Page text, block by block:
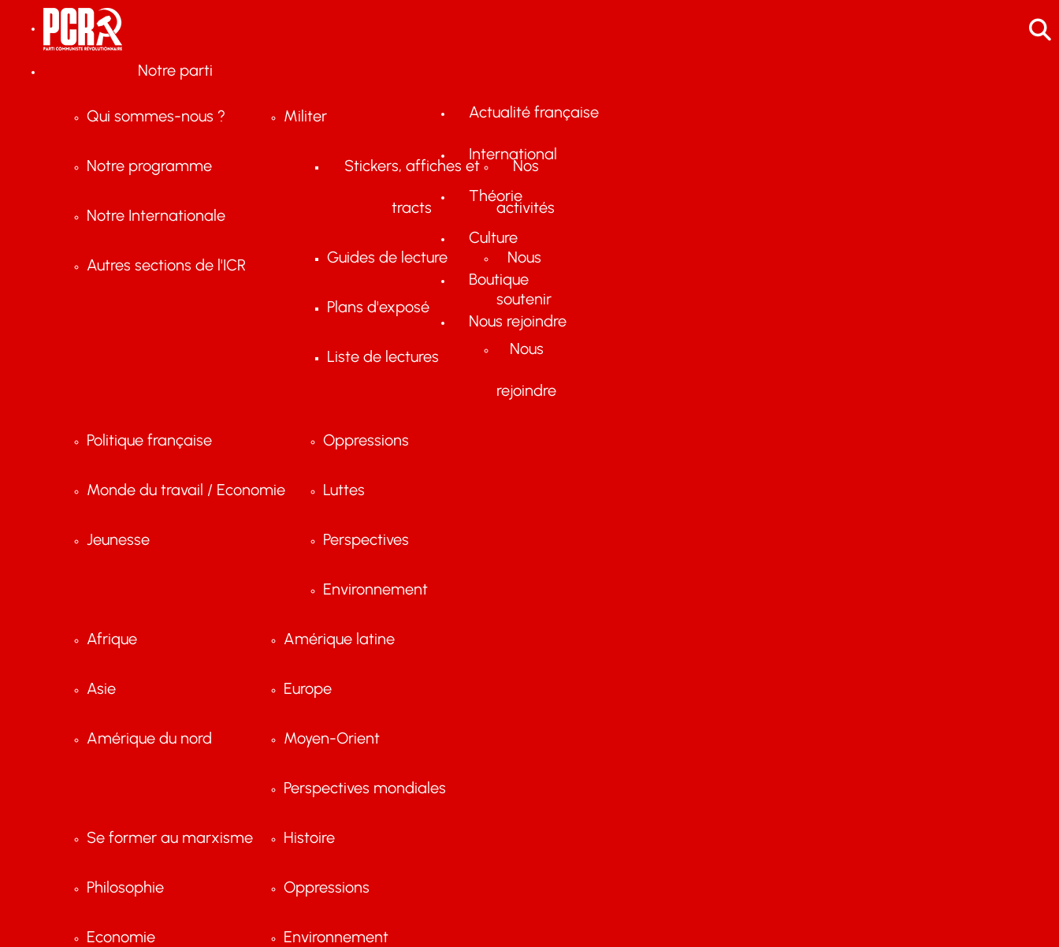
Notre parti
Qui sommes-nous ?
Notre programme
Notre Internationale
Autres sections de l'ICR
Militer
Stickers, affiches et
tracts
Guides de lecture
Plans d'exposé
Liste de lectures
Nos
activités
Nous
soutenir
Nous
rejoindre
Actualité française
Politique française
Monde du travail / Economie
Jeunesse
Oppressions
Luttes
Perspectives
Environnement
International
Afrique
Asie
Amérique du nord
Amérique latine
Europe
Moyen-Orient
Perspectives mondiales
Théorie
Se former au marxisme
Philosophie
Economie
Histoire
Oppressions
Environnement
Culture
Boutique
Nous rejoindre